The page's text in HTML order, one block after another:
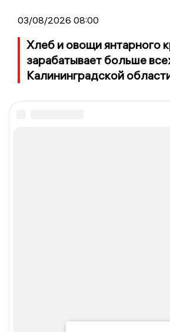
03/08/2026 08:00
Хлеб и овощи янтарного
зарабатывает больше
Калининградской